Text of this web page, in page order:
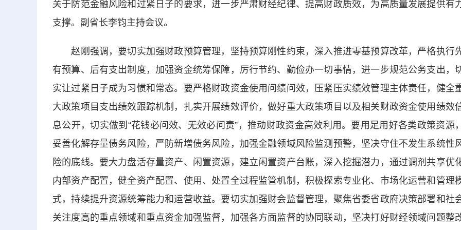
关于防范金融风险和过紧日子的要求，进一步严肃财经纪律、提高财政质效，为高质量发展提供有
支撑。副省长李钧主持会议。
赵刚强调，要切实加强财政预算管理，坚持预算刚性约束，深入推进零基预算改革，严格执行
有预算、后有支出制度，加强资金统筹保障，厉行节约、勤俭办一切事情，进一步规范公务支出，
实让过紧日子成为习惯和常态。要严格财政资金使用问绩问效，压紧压实绩效管理主体责任，健全
大政策项目支出绩效跟踪机制，扎实开展绩效评价，做好重大政策项目以及相关财政资金使用绩效
息公开，切实做到“花钱必问效、无效必问责”，推动财政资金高效利用。要用足用好各类政策资源
妥善化解存量债务风险，严防新增债务风险，加强金融领域风险监测预警，坚决守住不发生系统性
险的底线。要大力盘活存量资产、闲置资源，建立闲置资产台账，深入挖掘潜力，通过调剂共享优
内部资产配置，健全资产配置、使用、处置全过程监管机制，积极探索专业化、市场化运营和管理
式，持续提升资源统筹能力和运营收益。要切实加强财会监督管理，聚焦省委省政府决策部署和社
关注度高的重点领域和重点资金加强监督，加强各方面监督的协同联动，坚决打好财经领域问题整